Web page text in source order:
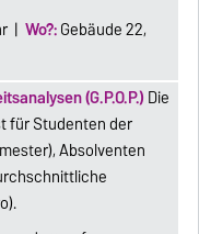
|Wo?:Gebäude 22,
(G.P.O.P.) Die
für Studenten der
Absolventen